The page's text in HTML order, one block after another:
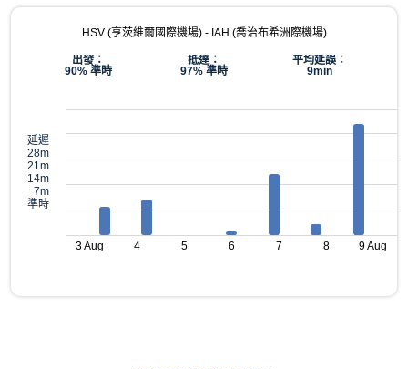
HSV (亨茨維爾國際機場) - IAH (喬治布希洲際機場)
出發：
90% 準時
抵達：
97% 準時
平均延誤：
9min
延遲
28m
21m
14m
7m
準時
3 Aug 4 5 6 7 8 9 Aug